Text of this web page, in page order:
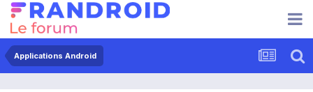
Applications Android